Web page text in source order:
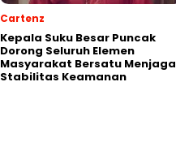
Cartenz
Kepala Suku Besar Puncak
Dorong Seluruh Elemen
Masyarakat Bersatu Menjaga
Stabilitas Keamanan